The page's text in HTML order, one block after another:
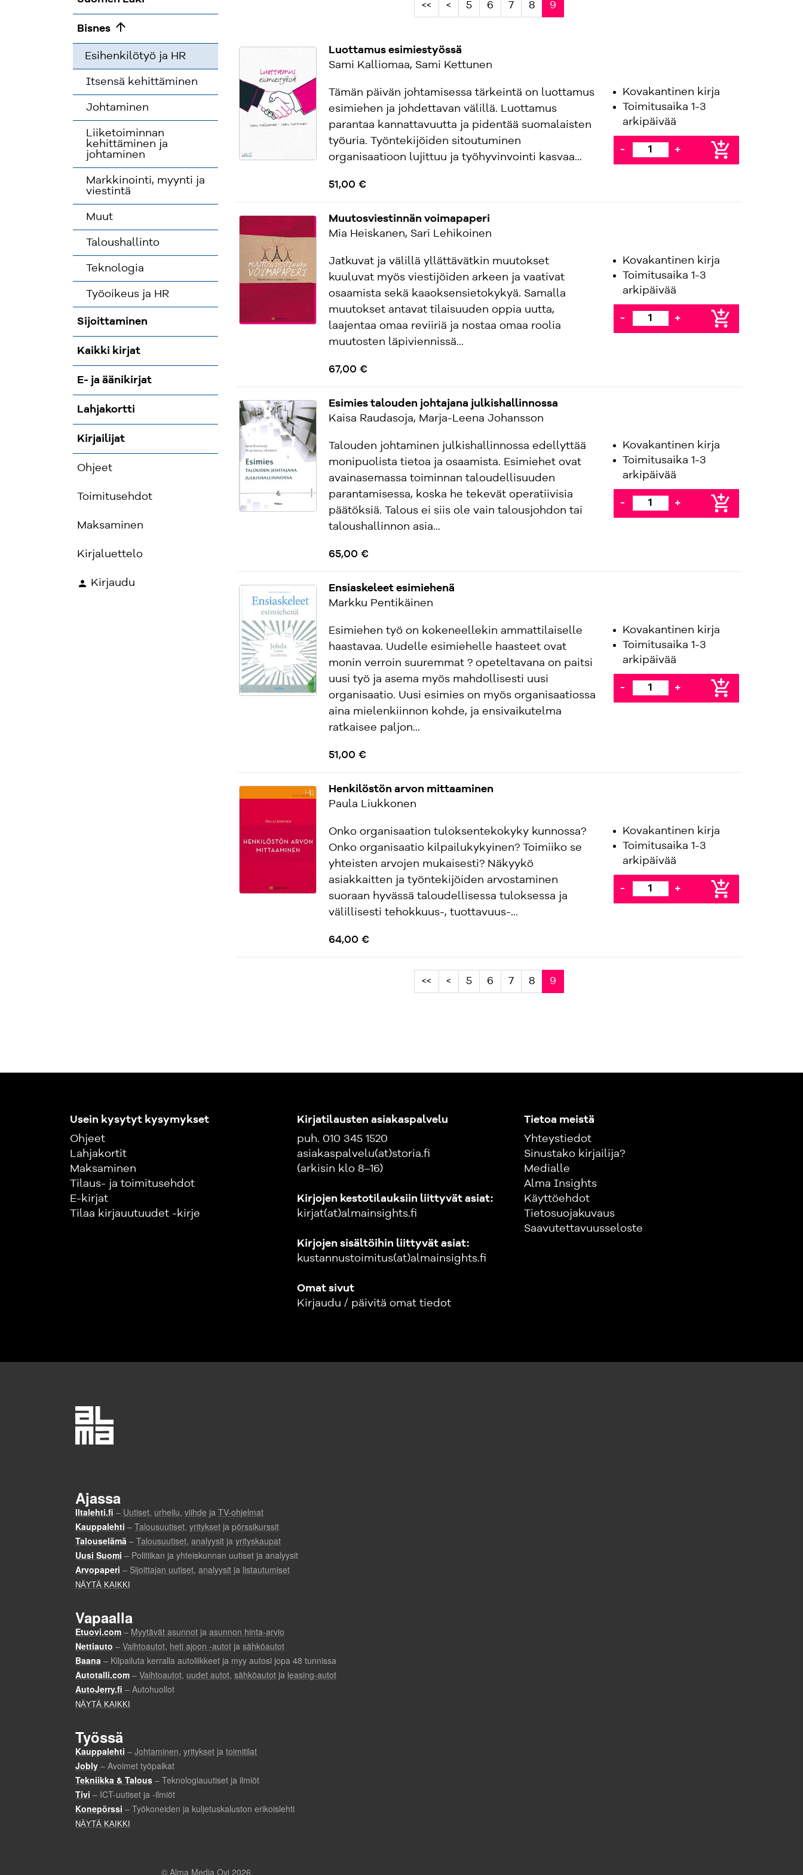
Bisnes arrow_upward
Esihenkilötyö ja HR
Itsensä kehittäminen
Johtaminen
Liiketoiminnan
kehittäminen ja
johtaminen
Markkinointi, myynti ja
viestintä
Muut
Taloushallinto
Teknologia
Työoikeus ja HR
Sijoittaminen
Kaikki kirjat
E- ja äänikirjat
Lahjakortti
Kirjailijat
Ohjeet
Toimitusehdot
Maksaminen
Kirjaluettelo
Kirjaudu
<< < 5 6 7 8 9
Luottamus esimiestyössä
Sami Kalliomaa, Sami Kettunen
Tämän päivän johtamisessa tärkeintä on luottamus
esimiehen ja johdettavan välillä. Luottamus
parantaa kannattavuutta ja pidentää suomalaisten
työuria. Työntekijöiden sitoutuminen
organisaatioon lujittuu ja työhyvinvointi kasvaa...
51,00 €
Kovakantinen kirja
Toimitusaika 1-3
arkipäivää
- + add_shopping_cart
Muutosviestinnän voimapaperi
Mia Heiskanen, Sari Lehikoinen
Jatkuvat ja välillä yllättävätkin muutokset
kuuluvat myös viestijöiden arkeen ja vaativat
osaamista sekä kaaoksensietokykyä. Samalla
muutokset antavat tilaisuuden oppia uutta,
laajentaa omaa reviiriä ja nostaa omaa roolia
muutosten läpiviennissä...
67,00 €
Kovakantinen kirja
Toimitusaika 1-3
arkipäivää
- + add_shopping_cart
Esimies talouden johtajana julkishallinnossa
Kaisa Raudasoja, Marja-Leena Johansson
Talouden johtaminen julkishallinnossa edellyttää
monipuolista tietoa ja osaamista. Esimiehet ovat
avainasemassa toiminnan taloudellisuuden
parantamisessa, koska he tekevät operatiivisia
päätöksiä. Talous ei siis ole vain talousjohdon tai
taloushallinnon asia...
65,00 €
Kovakantinen kirja
Toimitusaika 1-3
arkipäivää
- + add_shopping_cart
Ensiaskeleet esimiehenä
Markku Pentikäinen
Esimiehen työ on kokeneellekin ammattilaiselle
haastavaa. Uudelle esimiehelle haasteet ovat
monin verroin suuremmat ? opeteltavana on paitsi
uusi työ ja asema myös mahdollisesti uusi
organisaatio. Uusi esimies on myös organisaatiossa
aina mielenkiinnon kohde, ja ensivaikutelma
ratkaisee paljon...
51,00 €
Kovakantinen kirja
Toimitusaika 1-3
arkipäivää
- + add_shopping_cart
Henkilöstön arvon mittaaminen
Paula Liukkonen
Onko organisaation tuloksentekokyky kunnossa?
Onko organisaatio kilpailukykyinen? Toimiiko se
yhteisten arvojen mukaisesti? Näkyykö
asiakkaitten ja työntekijöiden arvostaminen
suoraan hyvässä taloudellisessa tuloksessa ja
välillisesti tehokkuus-, tuottavuus-...
64,00 €
Kovakantinen kirja
Toimitusaika 1-3
arkipäivää
- + add_shopping_cart
<< < 5 6 7 8 9
Usein kysytyt kysymykset
Ohjeet
Lahjakortit
Maksaminen
Tilaus- ja toimitusehdot
E-kirjat
Tilaa kirjauutuudet -kirje
Kirjatilausten asiakaspalvelu
puh. 010 345 1520
asiakaspalvelu(at)storia.fi
(arkisin klo 8–16)
Kirjojen kestotilauksiin liittyvät asiat:
kirjat(at)almainsights.fi
Kirjojen sisältöihin liittyvät asiat:
kustannustoimitus(at)almainsights.fi
Omat sivut
Kirjaudu / päivitä omat tiedot
Tietoa meistä
Yhteystiedot
Sinustako kirjailija?
Medialle
Alma Insights
Käyttöehdot
Tietosuojakuvaus
Saavutettavuusseloste